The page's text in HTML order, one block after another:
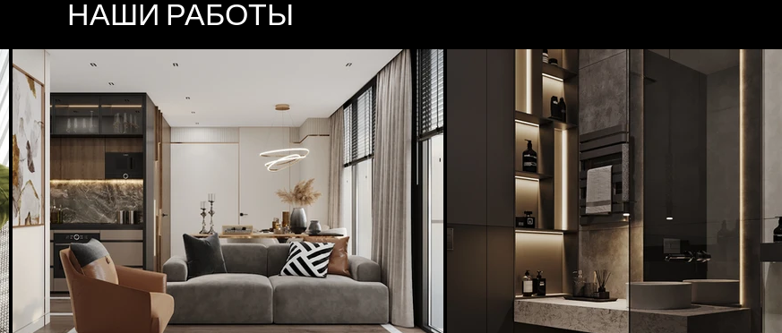
НАШИ РАБОТЫ